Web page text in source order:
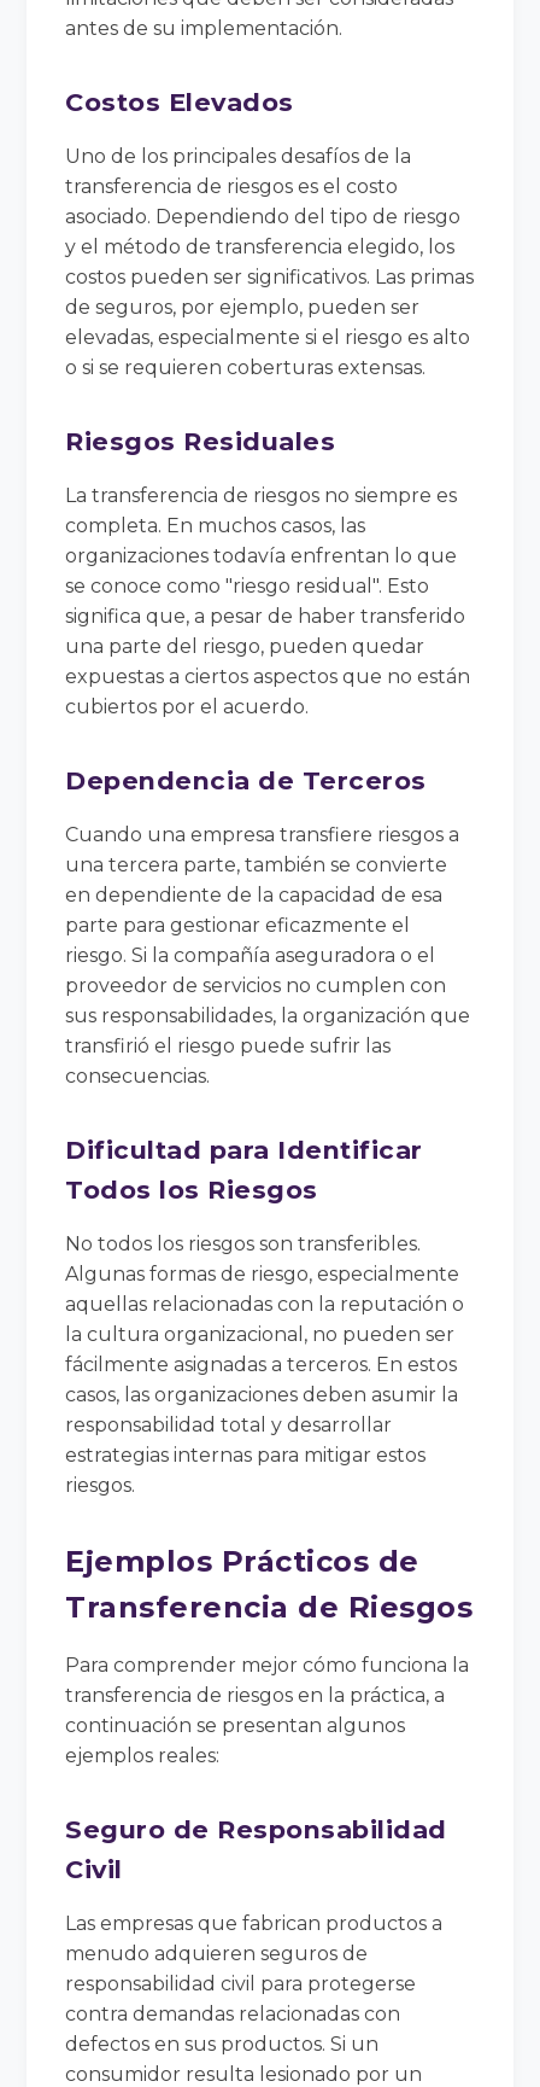
antes de su implementación.
Costos Elevados
Uno de los principales desafíos de la
transferencia de riesgos es el costo
asociado. Dependiendo del tipo de riesgo
y el método de transferencia elegido, los
costos pueden ser significativos. Las primas
de seguros, por ejemplo, pueden ser
elevadas, especialmente si el riesgo es alto
o si se requieren coberturas extensas.
Riesgos Residuales
La transferencia de riesgos no siempre es
completa. En muchos casos, las
organizaciones todavía enfrentan lo que
se conoce como "riesgo residual". Esto
significa que, a pesar de haber transferido
una parte del riesgo, pueden quedar
expuestas a ciertos aspectos que no están
cubiertos por el acuerdo.
Dependencia de Terceros
Cuando una empresa transfiere riesgos a
una tercera parte, también se convierte
en dependiente de la capacidad de esa
parte para gestionar eficazmente el
riesgo. Si la compañía aseguradora o el
proveedor de servicios no cumplen con
sus responsabilidades, la organización que
transfirió el riesgo puede sufrir las
consecuencias.
Dificultad para Identificar
Todos los Riesgos
No todos los riesgos son transferibles.
Algunas formas de riesgo, especialmente
aquellas relacionadas con la reputación o
la cultura organizacional, no pueden ser
fácilmente asignadas a terceros. En estos
casos, las organizaciones deben asumir la
responsabilidad total y desarrollar
estrategias internas para mitigar estos
riesgos.
Ejemplos Prácticos de
Transferencia de Riesgos
Para comprender mejor cómo funciona la
transferencia de riesgos en la práctica, a
continuación se presentan algunos
ejemplos reales:
Seguro de Responsabilidad
Civil
Las empresas que fabrican productos a
menudo adquieren seguros de
responsabilidad civil para protegerse
contra demandas relacionadas con
defectos en sus productos. Si un
consumidor resulta lesionado por un